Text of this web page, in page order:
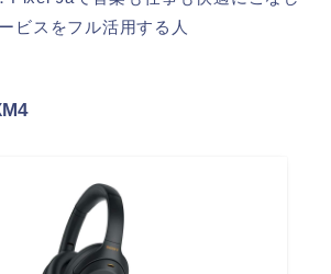
ビスをフル活用する人